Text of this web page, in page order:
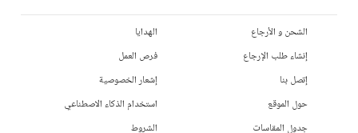
الشحن و الأرجاع
إنشاء طلب الإرجاع
إتصل بنا
حول الموقع
جدول المقاسات
الهدايا
فرص العمل
إشعار الخصوصية
استخدام الذكاء الاصطناعي
الشروط